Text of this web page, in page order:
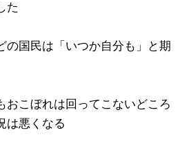
た
の国民は「いつか自分も」と期
おこぼれは回ってこないどころ
は悪くなる